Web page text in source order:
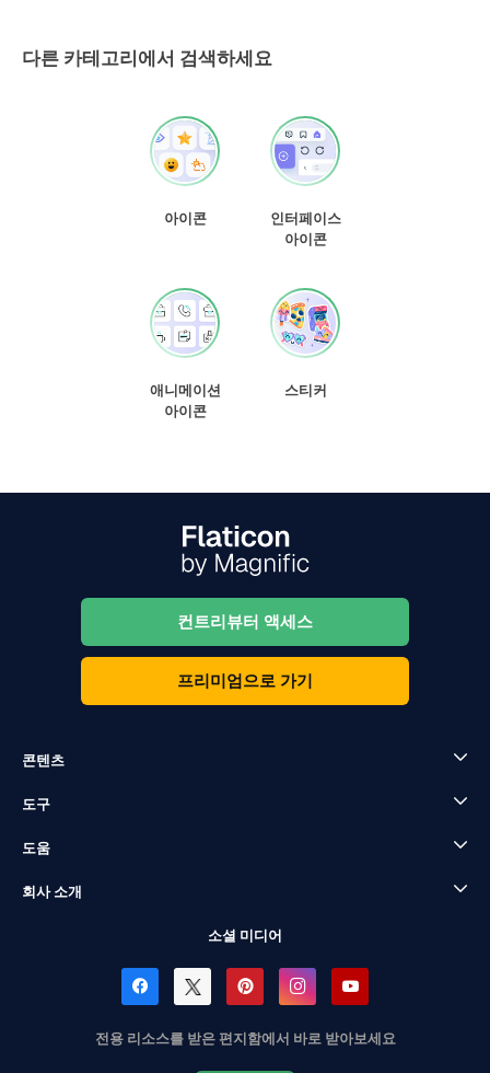
다른 카테고리에서 검색하세요
아이콘
인터페이스
아이콘
애니메이션
아이콘
스티커
컨트리뷰터 액세스
프리미엄으로 가기
콘텐츠
도구
도움
회사 소개
소셜 미디어
전용 리소스를 받은 편지함에서 바로 받아보세요